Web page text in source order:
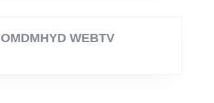
OMDMHYD WEBTV